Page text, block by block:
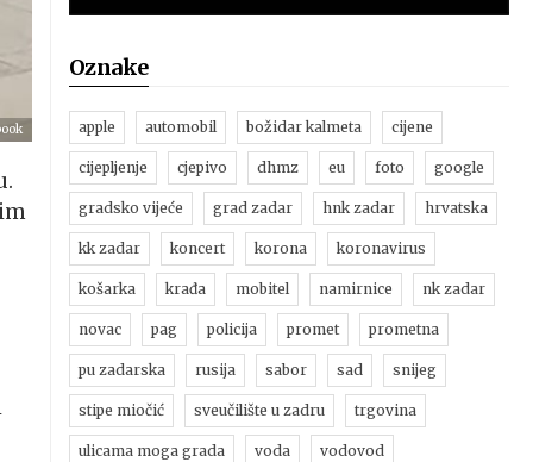
Oznake
apple automobil božidar kalmeta cijene
cijepljenje cjepivo dhmz eu foto google
gradsko vijeće grad zadar hnk zadar hrvatska
kk zadar koncert korona koronavirus
košarka krađa mobitel namirnice nk zadar
novac pag policija promet prometna
pu zadarska rusija sabor sad snijeg
stipe miočić sveučilište u zadru trgovina
ulicama moga grada voda vodovod